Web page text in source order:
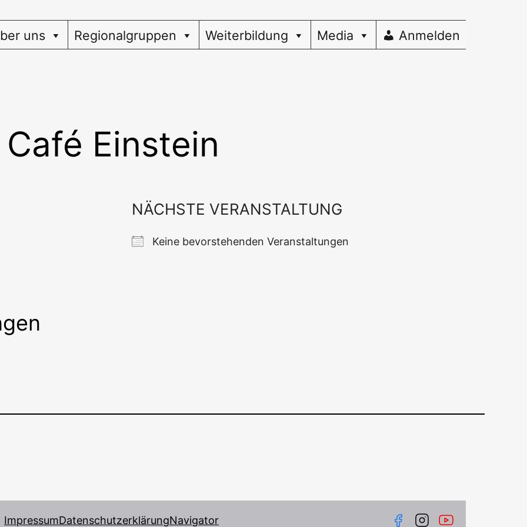
uns Regionalgruppen Weiterbildung Media Anmelden
Café Einstein
NÄCHSTE VERANSTALTUNG
Kei­ne bevor­ste­hen­den Veranstaltungen
ImpressumDatenschutzerklärungNavigator